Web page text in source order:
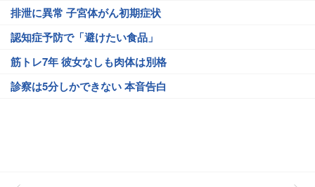
排泄に異常 子宮体がん初期症状
認知症予防で「避けたい食品」
筋トレ7年 彼女なしも肉体は別格
診察は5分しかできない 本音告白